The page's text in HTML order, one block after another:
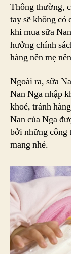
Thông thường,
tay sẽ không
khi mua sữa
hưởng chính
hàng nên mẹ
Ngoài ra, sữa
Nan Nga nhập
khoẻ, tránh
Nan của Nga
bởi những công
mang nhé.